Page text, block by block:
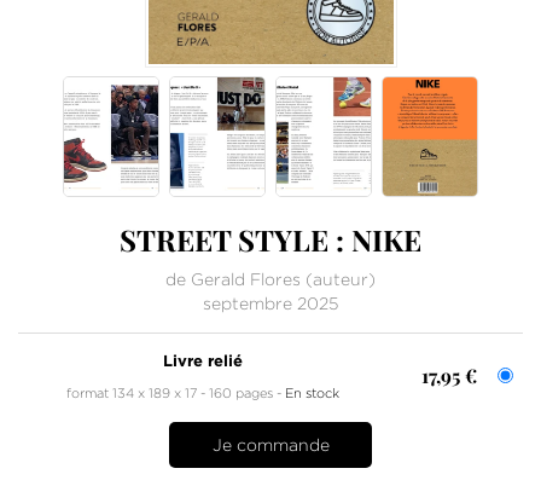
STREET STYLE : NIKE
de Gerald Flores (auteur)
septembre 2025
Livre relié
format 134 x 189 x 17 160 pages En stock
17,95 €